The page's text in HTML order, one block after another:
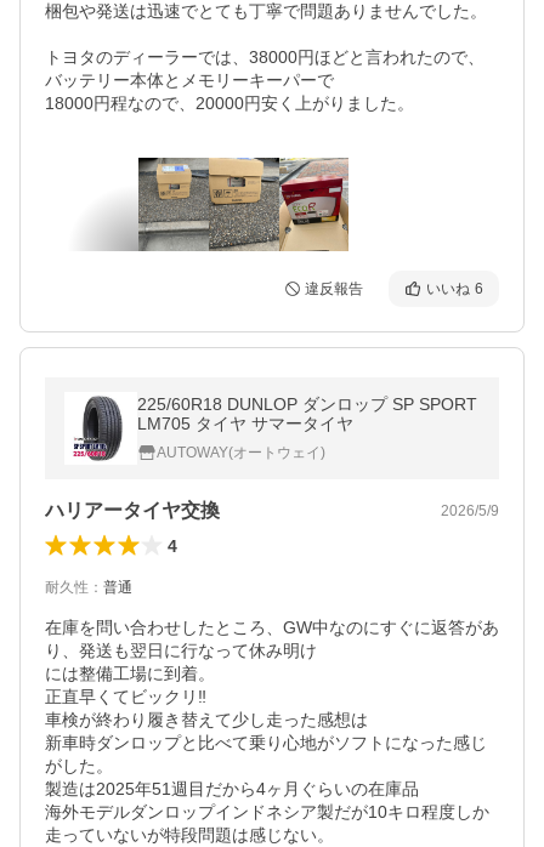
梱包や発送は迅速でとても丁寧で問題ありませんでした。
トヨタのディーラーでは、38000円ほどと言われたので、
バッテリー本体とメモリーキーパーで
18000円程なので、20000円安く上がりました。
違反報告 いいね 6
225/60R18 DUNLOP ダンロップ SP SPORT
LM705 タイヤ サマータイヤ
AUTOWAY(オートウェイ)
ハリアータイヤ交換 2026/5/9
4
耐久性 ： 普通
在庫を問い合わせしたところ、GW中なのにすぐに返答があ
り、発送も翌日に行なって休み明け
には整備工場に到着。
正直早くてビックリ‼️
車検が終わり履き替えて少し走った感想は
新車時ダンロップと比べて乗り心地がソフトになった感じ
がした。
製造は2025年51週目だから4ヶ月ぐらいの在庫品
海外モデルダンロップインドネシア製だが10キロ程度しか
走っていないが特段問題は感じない。